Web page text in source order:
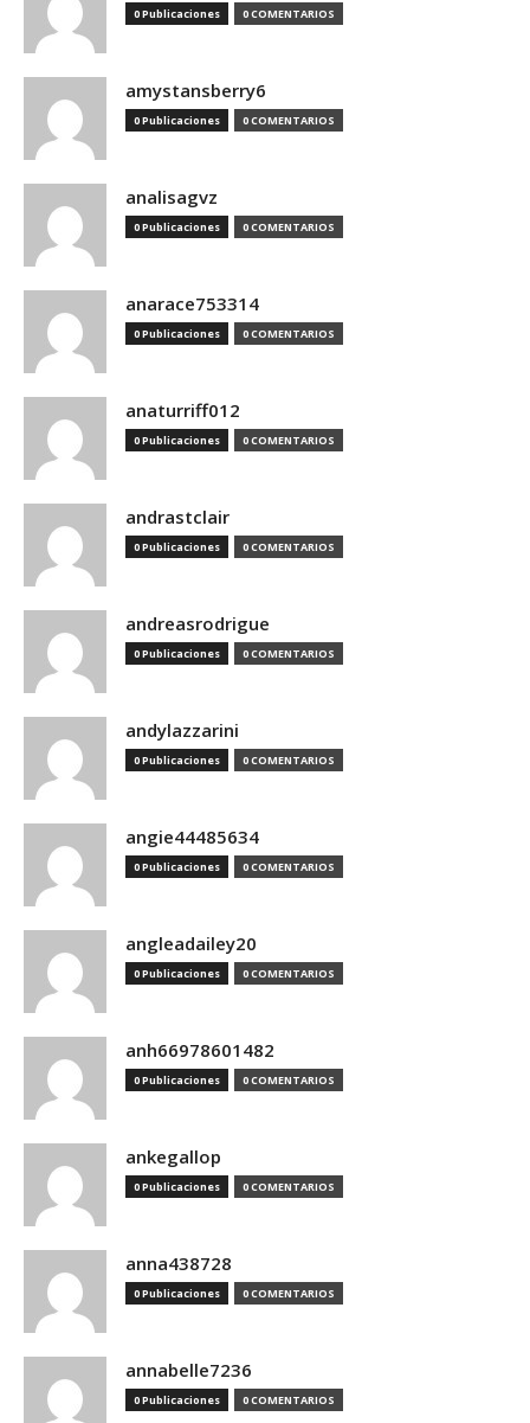
0 Publicaciones 0 COMENTARIOS
amystansberry6
0 Publicaciones 0 COMENTARIOS
analisagvz
0 Publicaciones 0 COMENTARIOS
anarace753314
0 Publicaciones 0 COMENTARIOS
anaturriff012
0 Publicaciones 0 COMENTARIOS
andrastclair
0 Publicaciones 0 COMENTARIOS
andreasrodrigue
0 Publicaciones 0 COMENTARIOS
andylazzarini
0 Publicaciones 0 COMENTARIOS
angie44485634
0 Publicaciones 0 COMENTARIOS
angleadailey20
0 Publicaciones 0 COMENTARIOS
anh66978601482
0 Publicaciones 0 COMENTARIOS
ankegallop
0 Publicaciones 0 COMENTARIOS
anna438728
0 Publicaciones 0 COMENTARIOS
annabelle7236
0 Publicaciones 0 COMENTARIOS